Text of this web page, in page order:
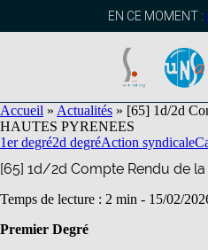
EN CE MOMENT :
Accueil » Actualités » [65] 1d/2d
HAUTES PYRENEES
1er degré2d degréAction syndicale
[65] 1d/2d Compte Rendu de
Temps de lecture : 2 min - 15/02/
Premier Degré